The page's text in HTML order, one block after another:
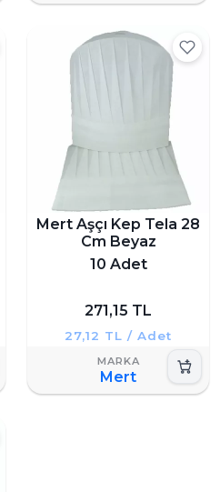
Mert Aşçı Kep Tela 28
Cm Beyaz
10 Adet
271,15 TL
27,12 TL / Adet
Mert